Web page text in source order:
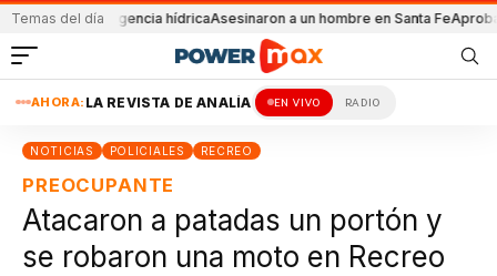
Temas del día
la emergencia hídricaAsesinaron a un hombre en Santa Fe Aprobaron la
AHORA: LA REVISTA DE ANALÍA EN VIVO RADIO
NOTICIAS POLICIALES RECREO
PREOCUPANTE
Atacaron a patadas un portón y
se robaron una moto en Recreo